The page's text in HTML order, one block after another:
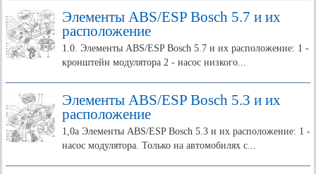
Элементы ABS/ESP Bosch 5.7 и их
расположение
1.0. Элементы ABS/ESP Bosch 5.7 и их расположение: 1 -
кронштейн модулятора 2 - насос низкого...
Элементы ABS/ESP Bosch 5.3 и их
расположение
1,0а Элементы ABS/ESP Bosch 5.3 и их расположение: 1 -
насос модулятора. Только на автомобилях с...